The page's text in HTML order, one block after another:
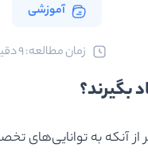
آموزشی
ﺯﻣﺎﻥ ﻣﻄﺎﻟﻌﻪ: 9 دقیقه
بگیرند؟
آنکه به توانایی‌های